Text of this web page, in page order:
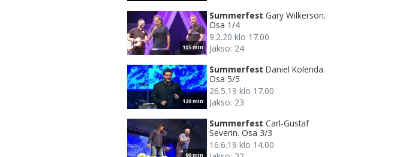
105 min
Summerfest Gary Wilkerson.
Osa 1/4
9.2.20 klo 17.00
Jakso: 24
120 min
Summerfest Daniel Kolenda.
Osa 5/5
26.5.19 klo 17.00
Jakso: 23
90 min
Summerfest Carl-Gustaf
Severin. Osa 3/3
16.6.19 klo 14.00